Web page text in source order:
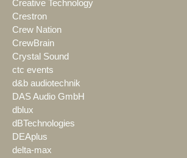
Creative Technology
Crestron
Crew Nation
CrewBrain
Crystal Sound
ctc events
d&b audiotechnik
DAS Audio GmbH
dblux
dBTechnologies
DEAplus
delta-max